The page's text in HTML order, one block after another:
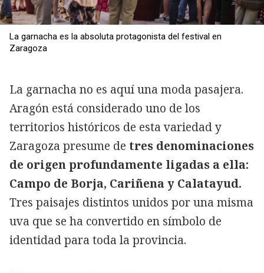
La garnacha es la absoluta protagonista del festival en
Zaragoza
La garnacha no es aquí una moda pasajera.
Aragón está considerado uno de los
territorios históricos de esta variedad y
Zaragoza presume de tres denominaciones
de origen profundamente ligadas a ella:
Campo de Borja, Cariñena y Calatayud.
Tres paisajes distintos unidos por una misma
uva que se ha convertido en símbolo de
identidad para toda la provincia.